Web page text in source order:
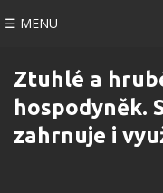
☰ MENU
Ztuhlé a
hospodyněk.
zahrnuje i